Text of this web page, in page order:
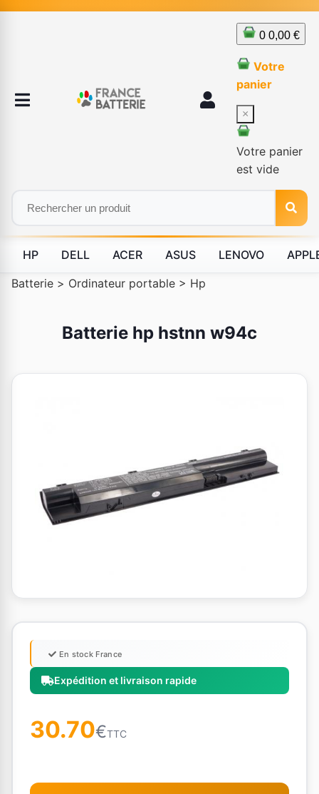
0 0,00 €
Votre
panier
×
Votre panier
est vide
HP DELL ACER ASUS LENOVO
Batterie > Ordinateur portable > Hp
Batterie hp hstnn w94c
Expédition et livraison rapide
En stock France
30.70€TTC